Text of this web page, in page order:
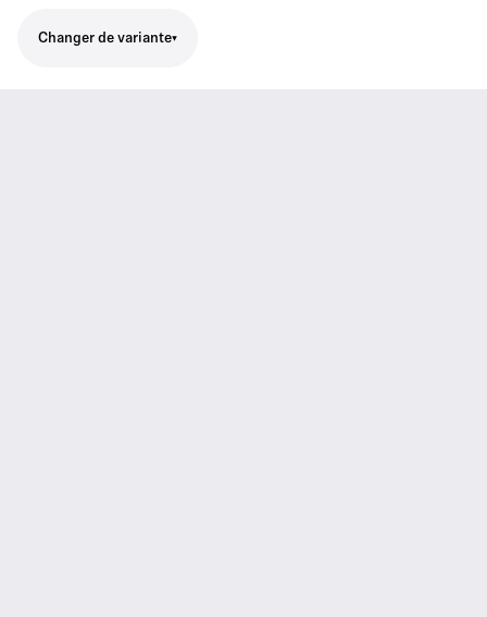
Changer de variante